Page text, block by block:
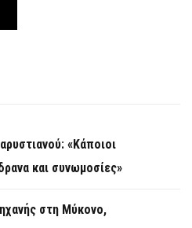
«Κάποιοι
και συνωμοσίες»
στη Μύκονο,